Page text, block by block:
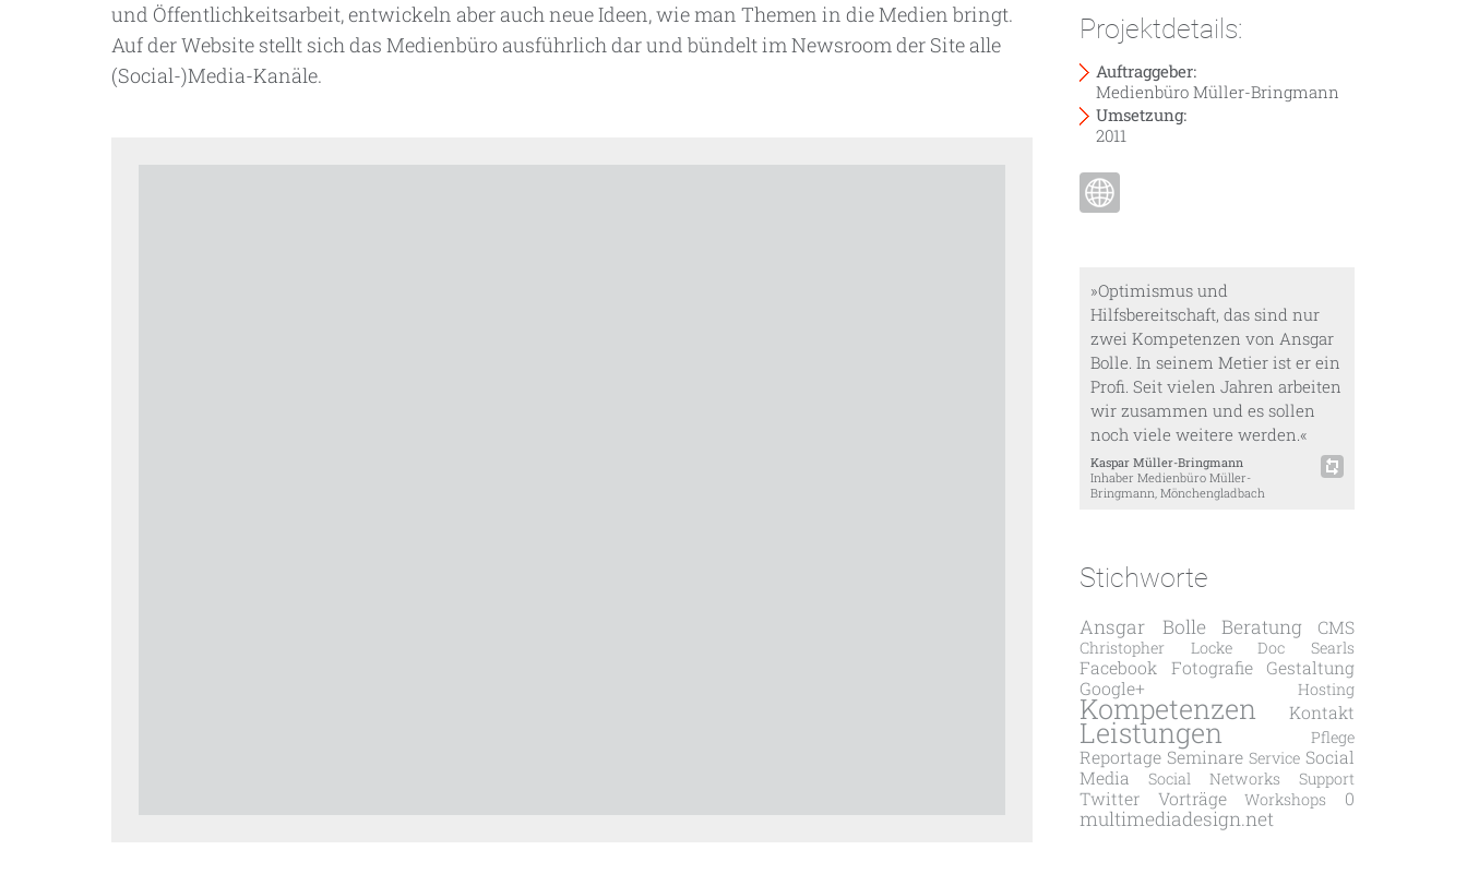
und Öffentlichkeitsarbeit, entwickeln aber auch neue Ideen, wie man Themen in die Medien bringt.
Auf der Website stellt sich das Medienbüro ausführlich dar und bündelt im Newsroom der Site alle
(Social-)Media-Kanäle.
Projektdetails:
Auftraggeber:
Medienbüro Müller-Bringmann
Umsetzung:
2011
»Optimismus und
Hilfsbereitschaft, das sind nur
zwei Kompetenzen von Ansgar
Bolle. In seinem Metier ist er ein
Profi. Seit vielen Jahren arbeiten
wir zusammen und es sollen
noch viele weitere werden.«
Kaspar Müller-Bringmann
Inhaber Medienbüro Müller-
Bringmann, Mönchengladbach
Stichworte
Ansgar Bolle Beratung CMS
Christopher Locke Doc Searls
Facebook Fotografie
Gestaltung
Google+
Hosting
Kompetenzen Kontakt
Leistungen Pflege
Reportage Seminare Service Social
Media
Social Networks Support
Twitter Vorträge Workshops 0
multimediadesign.net